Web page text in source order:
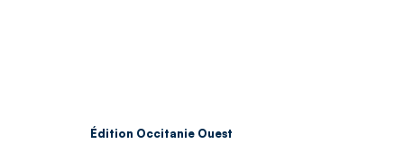
Édition Occitanie Ouest